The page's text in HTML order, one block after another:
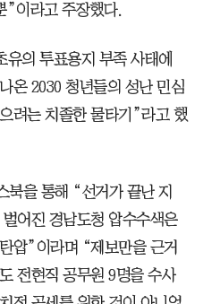
이라고 주장했다.
의 투표용지 부족 사태에
온 2030 청년들의 성난 민심
려는 치졸한 물타기”라고 했
북을 통해 “선거가 끝난 지
어진 경남도청 압수수색은
압”이라며 “제보만을 근거
전현직 공무원 9명을 수사